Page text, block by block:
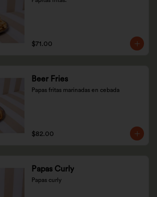
$71.00
Beer Fries
Papas fritas marinadas en cebada
$82.00
Papas Curly
Papas curly